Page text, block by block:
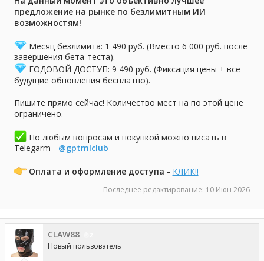
предложение на рынке по безлимитным ИИ
возможностям!
Месяц безлимита: 1 490 руб. (Вместо 6 000 руб. после
завершения бета-теста).
ГОДОВОЙ ДОСТУП: 9 490 руб. (Фиксация цены + все
будущие обновления бесплатно).
Пишите прямо сейчас! Количество мест на по этой цене
ограничено.
По любым вопросам и покупкой можно писать в
Telegarm - @gptmlclub
Оплата и оформление доступа - КЛИК!!
Последнее редактирование: 10 Июн 2026
CLAW88
Новый пользователь